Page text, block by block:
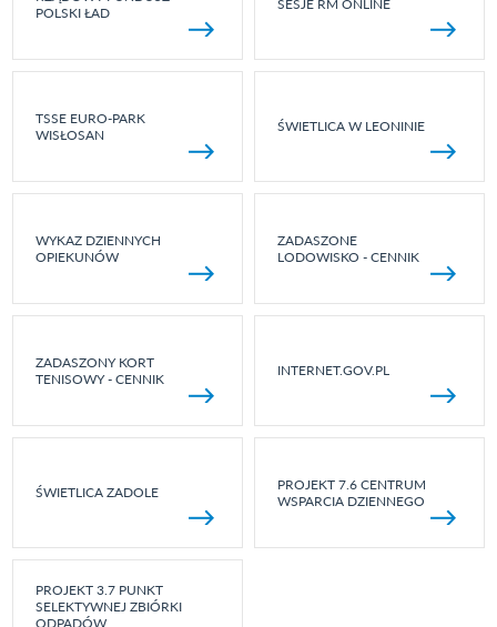
POLSKI ŁAD
SESJE RM ONLINE
TSSE EURO-PARK
WISŁOSAN
ŚWIETLICA W LEONINIE
WYKAZ DZIENNYCH
OPIEKUNÓW
ZADASZONE
LODOWISKO - CENNIK
ZADASZONY KORT
TENISOWY - CENNIK
INTERNET.GOV.PL
ŚWIETLICA ZADOLE
PROJEKT 7.6 CENTRUM
WSPARCIA DZIENNEGO
PROJEKT 3.7 PUNKT
SELEKTYWNEJ ZBIÓRKI
ODPADÓW